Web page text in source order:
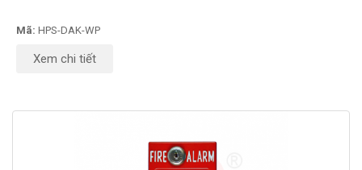
Mã: HPS-DAK-WP
Xem chi tiết